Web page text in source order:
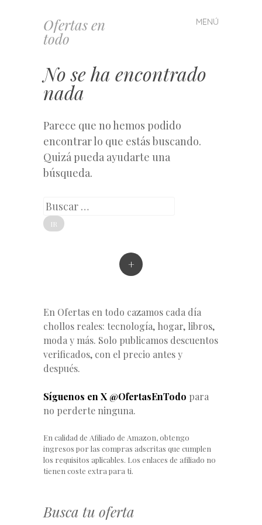
Ofertas en
todo
MENÚ
Saltar
al
No se ha encontrado
nada
Parece que no hemos podido
encontrar lo que estás buscando.
Quizá pueda ayudarte una
búsqueda.
Buscar
+
En Ofertas en todo cazamos cada día
chollos reales: tecnología, hogar, libros,
moda y más. Solo publicamos descuentos
verificados, con el precio antes y
después.
Síguenos en X @OfertasEnTodo para
no perderte ninguna.
En calidad de Afiliado de Amazon, obtengo
ingresos por las compras adscritas que cumplen
los requisitos aplicables. Los enlaces de afiliado no
tienen coste extra para ti.
Busca tu oferta